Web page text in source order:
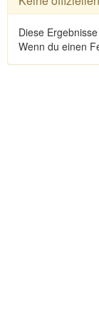
Diese
Wenn du einen